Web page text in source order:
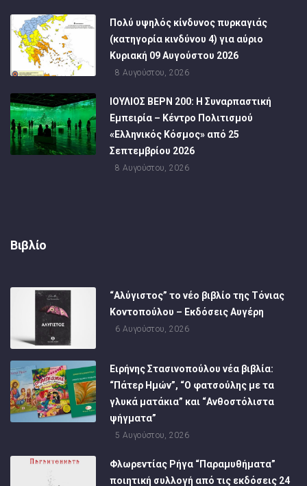
Πολύ υψηλός κίνδυνος πυρκαγιάς
(κατηγορία κινδύνου 4) για αύριο
Κυριακή 09 Αυγούστου 2026
8 Αυγούστου, 2026
ΙΟΥΛΙΟΣ ΒΕΡΝ 200: Η Συναρπαστική
Εμπειρία – Κέντρο Πολιτισμού
«Ελληνικός Κόσμος» από 25
Σεπτεμβρίου 2026
8 Αυγούστου, 2026
Βιβλίο
“Αλύγιστος” το νέο βιβλίο της Τόνιας
Κοντοπούλου – Εκδόσεις Αυγέρη
6 Αυγούστου, 2026
Ειρήνης Στασινοπούλου νέα βιβλία:
“Πάτερ Ημών”, “Ο φατσούλης με τα
γλυκά ματάκια” και “Ανθοστόλιστα
ψήγματα”
5 Αυγούστου, 2026
Φλωρεντίας Ρήγα “Παραμυθήματα”
ποιητική συλλογή από τις εκδόσεις 24